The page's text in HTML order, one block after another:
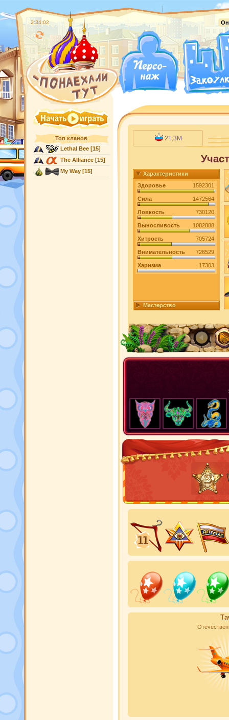
2:34:03
Топ кланов
Lethal Bee[15]
The Alliance[15]
My Way[15]
21,3M
Характеристики
Здоровье
1592301
Сила 1472564
Ловкость 730120
Выносливость 1082888
Хитрость 705724
Внимательность 726529
Харизма 17303
Мастерство